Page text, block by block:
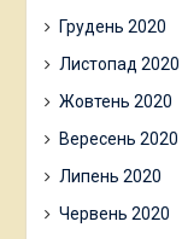
Грудень 2020
Листопад 2020
Жовтень 2020
Вересень 2020
Липень 2020
Червень 2020